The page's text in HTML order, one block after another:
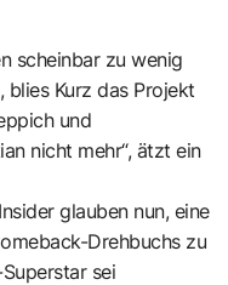
scheinbar zu wenig
blies Kurz das Projekt
und
nicht mehr“, ätzt ein
glauben nun, eine
Drehbuchs zu
sei